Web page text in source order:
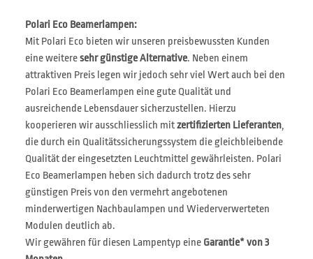
Polari Eco Beamerlampen:
Mit Polari Eco bieten wir unseren preisbewussten Kunden
eine weiteresehr günstige Alternative. Neben einem
attraktiven Preis legen wir jedoch sehr viel Wert auch bei den
Polari Eco Beamerlampen eine gute Qualität und
ausreichende Lebensdauer sicherzustellen. Hierzu
kooperieren wir ausschliesslich mitzertifizierten Lieferanten,
die durch ein Qualitätssicherungssystem die gleichbleibende
Qualität der eingesetzten Leuchtmittel gewährleisten. Polari
Eco Beamerlampen heben sich dadurch trotz des sehr
günstigen Preis von den vermehrt angebotenen
minderwertigen Nachbaulampen und Wiederverwerteten
Modulen deutlich ab.
Wir gewähren für diesen Lampentyp eine Garantie* von 3